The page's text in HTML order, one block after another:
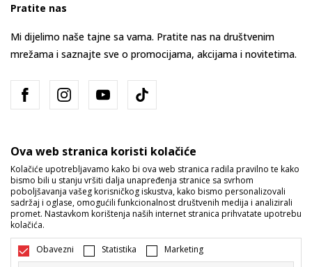
Pratite nas
Mi dijelimo naše tajne sa vama. Pratite nas na društvenim
mrežama i saznajte sve o promocijama, akcijama i novitetima.
Bosna i Hercegovina Promijenite
Ova web stranica koristi kolačiće
Kolačiće upotrebljavamo kako bi ova web stranica radila pravilno te kako
bismo bili u stanju vršiti dalja unapređenja stranice sa svrhom
poboljšavanja vašeg korisničkog iskustva, kako bismo personalizovali
sadržaj i oglase, omogućili funkcionalnost društvenih medija i analizirali
promet. Nastavkom korištenja naših internet stranica prihvatate upotrebu
kolačića.
Obavezni Statistika Marketing